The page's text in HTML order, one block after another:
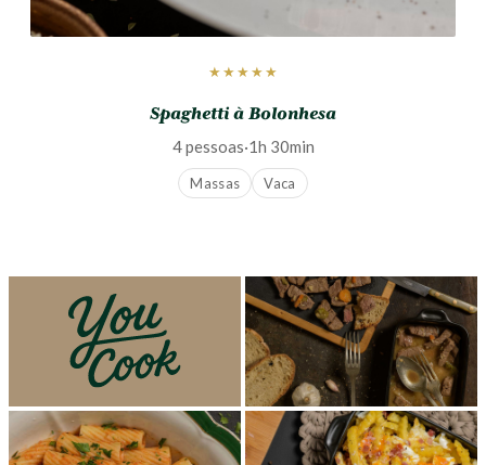
★★★★★
Spaghetti à Bolonhesa
4 pessoas·1h 30min
Massas Vaca